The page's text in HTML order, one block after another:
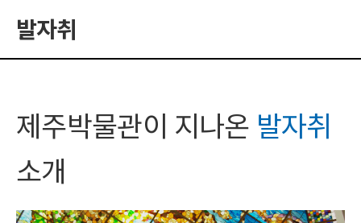
발자취
관람/예약안내
시설소개
발자취
제주박물관이 지나온 발자취
소개